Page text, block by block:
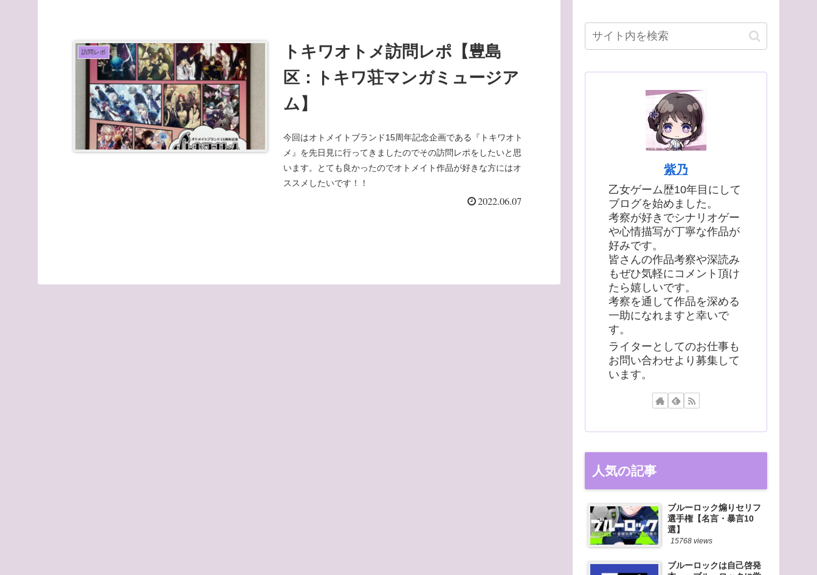
訪問レポ
トキワオトメ訪問レポ【豊島
区：トキワ荘マンガミュージア
ム】
今回はオトメイトブランド15周年記念企画である『トキワオト
メ』を先日見に行ってきましたのでその訪問レポをしたいと思
います。とても良かったのでオトメイト作品が好きな方にはオ
ススメしたいです！！
2022.06.07
紫乃
乙女ゲーム歴10年目にして
ブログを始めました。
考察が好きでシナリオゲー
や心情描写が丁寧な作品が
好みです。
皆さんの作品考察や深読み
もぜひ気軽にコメント頂け
たら嬉しいです。
考察を通して作品を深める
一助になれますと幸いで
す。
ライターとしてのお仕事も
お問い合わせより募集して
います。
人気の記事
ブルーロック煽りセリフ
選手権【名言・暴言10
選】
15768 views
ブルーロックは自己啓発